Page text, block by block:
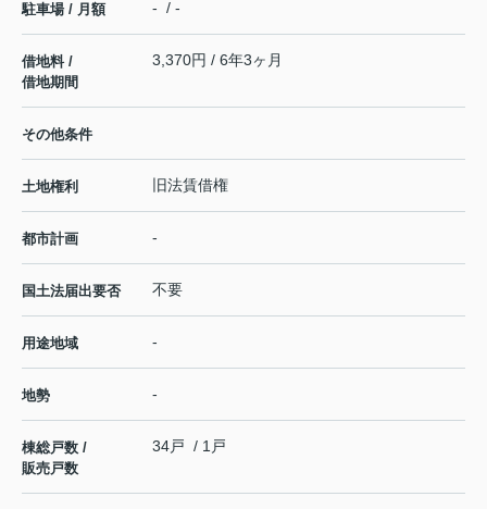
駐車場 / 月額 - / -
借地料 /
借地期間
3,370円 / 6年3ヶ月
その他条件
土地権利 旧法賃借権
都市計画 -
国土法届出要否 不要
用途地域 -
地勢 -
棟総戸数 /
販売戸数
34戸 / 1戸